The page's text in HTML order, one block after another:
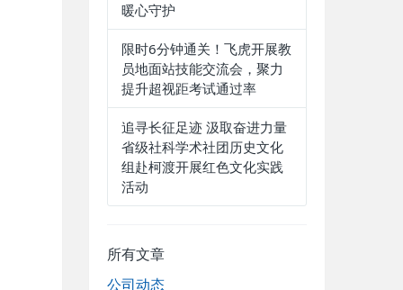
暖心守护
限时6分钟通关！飞虎开展教
员地面站技能交流会，聚力
提升超视距考试通过率
追寻长征足迹 汲取奋进力量
省级社科学术社团历史文化
组赴柯渡开展红色文化实践
活动
所有文章
公司动态